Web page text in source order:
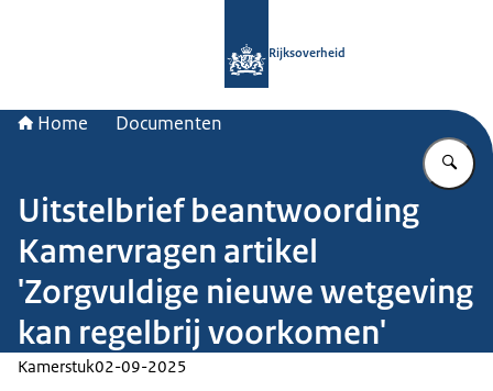
Rijksoverheid
Home Documenten
Uitstelbrief beantwoording
Kamervragen artikel
'Zorgvuldige nieuwe wetgeving
kan regelbrij voorkomen'
Kamerstuk02-09-2025